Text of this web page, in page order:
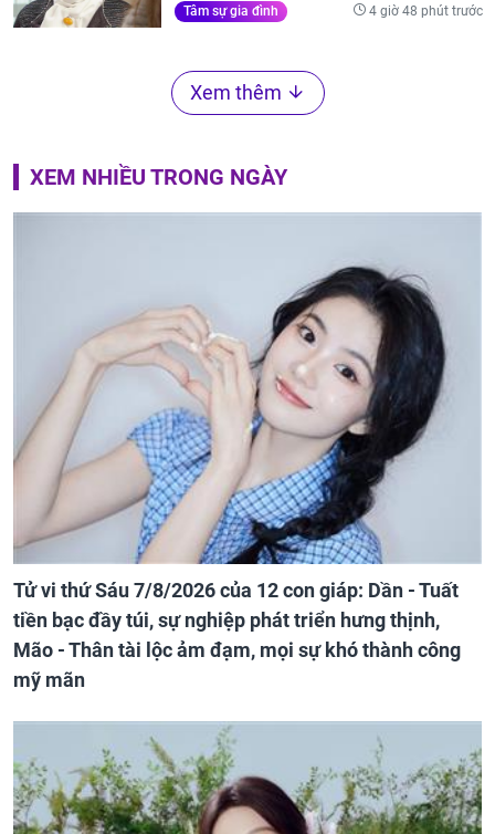
Tâm sự gia đình 4 giờ 48 phút trước
Xem thêm
XEM NHIỀU TRONG NGÀY
Tử vi thứ Sáu 7/8/2026 của 12 con giáp: Dần - Tuất
tiền bạc đầy túi, sự nghiệp phát triển hưng thịnh,
Mão - Thân tài lộc ảm đạm, mọi sự khó thành công
mỹ mãn